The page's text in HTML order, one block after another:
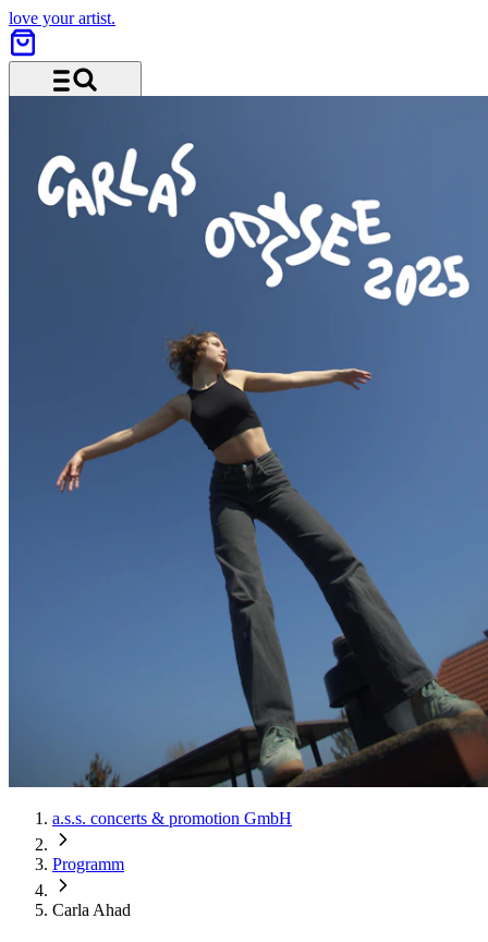
love your artist.
a.s.s. concerts & promotion GmbH
Programm
Carla Ahad